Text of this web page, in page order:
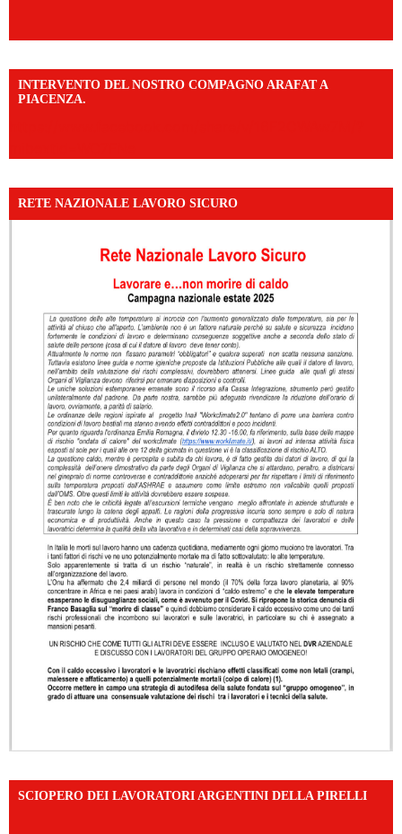
INTERVENTO DEL NOSTRO COMPAGNO ARAFAT A
PIACENZA.
RETE NAZIONALE LAVORO SICURO
SCIOPERO DEI LAVORATORI ARGENTINI DELLA PIRELLI